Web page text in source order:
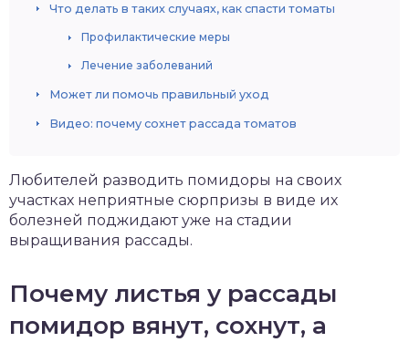
Что делать в таких случаях, как спасти томаты
Профилактические меры
Лечение заболеваний
Может ли помочь правильный уход
Видео: почему сохнет рассада томатов
Любителей разводить помидоры на своих
участках неприятные сюрпризы в виде их
болезней поджидают уже на стадии
выращивания рассады.
Почему листья у рассады
помидор вянут, сохнут, а